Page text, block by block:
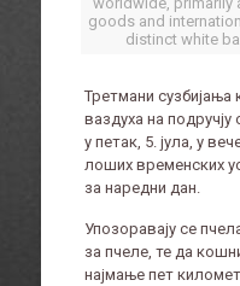
goods and
distinct white
Третмани
ваздуха на
у петак, 5. јула, у
лоших временских
за наредни дан.
Упозоравају се
за пчеле, те да
најмање пет